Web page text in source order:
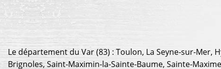
Le département du Var (83) : Toulon, La Seyne-sur-Mer,
Brignoles, Saint-Maximin-la-Sainte-Baume, Sainte-